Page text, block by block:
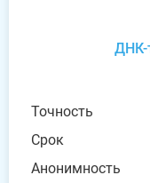
ДНК-
Точность
Срок
Анонимность